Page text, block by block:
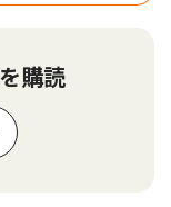
購読